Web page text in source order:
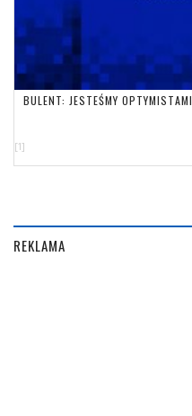
BULENT: JESTEŚMY OPTYMISTAMI
[1]
REKLAMA